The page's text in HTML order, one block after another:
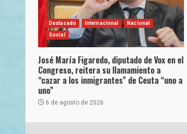
Destacado Internacional Nacional
Social
José María Figaredo, diputado de Vox en el
Congreso, reitera su llamamiento a
“cazar a los inmigrantes” de Ceuta “uno a
uno”
6 de agosto de 2026